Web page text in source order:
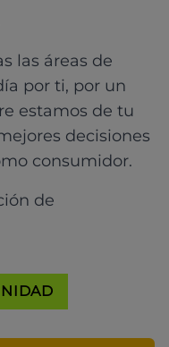
las áreas de
por ti, por un
estamos de tu
decisiones
consumidor.
de